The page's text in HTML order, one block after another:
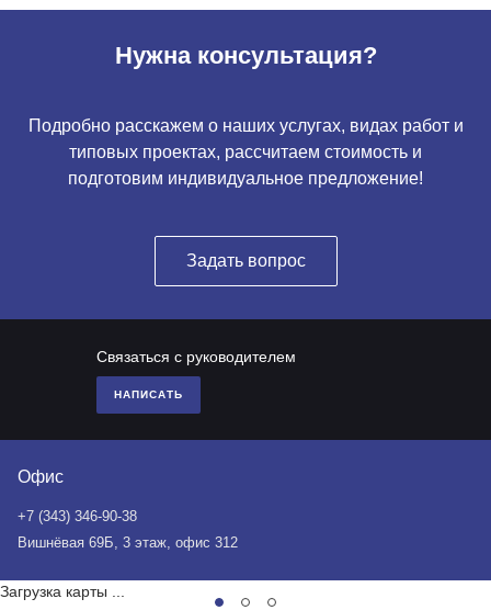
Нужна консультация?
Подробно расскажем о наших услугах, видах работ и
типовых проектах, рассчитаем стоимость и
подготовим индивидуальное предложение!
Задать вопрос
Связаться с руководителем
НАПИСАТЬ
Офис
+7 (343) 346-90-38
Вишнёвая 69Б, 3 этаж, офис 312
Загрузка карты ...